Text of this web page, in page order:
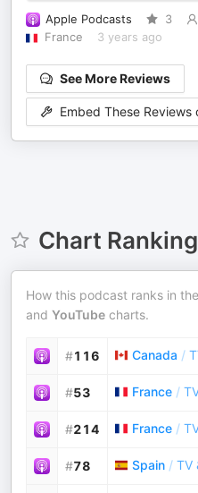
Apple Podcasts 3
France
3 years ago
See More Reviews
Embed These Reviews
Chart
How this podcast ranks in the
and YouTube charts.
#116 Canada /
#53 France /
#214 France /
#78 Spain / TV